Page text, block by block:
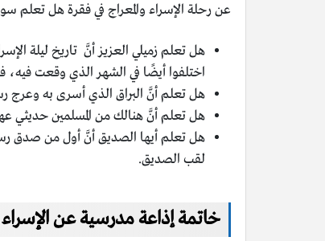
عن رحلة الإسراء والمعراج في فقرة هل تعلم
هل تعلم زميلي العزيز أنَّ تاريخ ليلة
اختلفوا أيضًا في الشهر الذي وقعت
هل تعلم أنَّ البراق الذي أسرى به وعرج
هل تعلم أنَّ هنالك من المسلمين حديثي عهد
هل تعلم أيها الصديق أنَّ أول من صدق
لقب الصديق.
خاتمة إذاعة مدرسية عن الإسراء